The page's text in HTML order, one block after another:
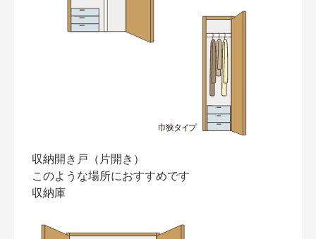
収納開き戸（片開き）
このような場所におすすめです
収納庫